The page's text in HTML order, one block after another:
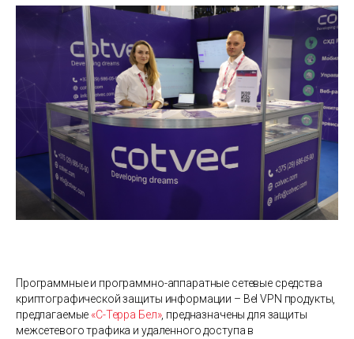
Программные и программно-аппаратные сетевые средства
криптографической защиты информации – Bel VPN продукты,
предлагаемые «С-Терра Бел», предназначены для защиты
межсетевого трафика и удаленного доступа в